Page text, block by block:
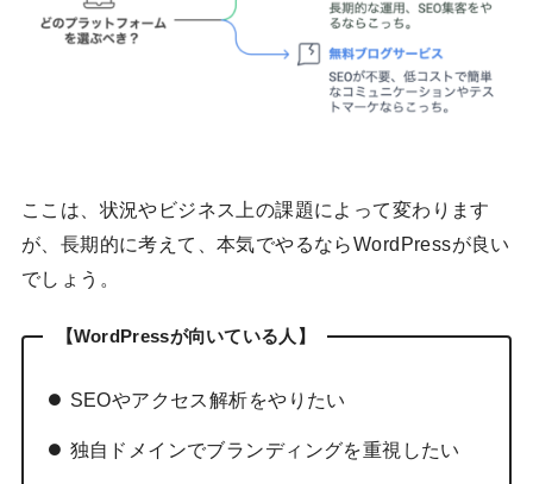
ここは、状況やビジネス上の課題によって変わります
が、長期的に考えて、本気でやるならWordPressが良い
でしょう。
【WordPressが向いている人 】
SEOやアクセス解析をやりたい
独自ドメインでブランディングを重視したい